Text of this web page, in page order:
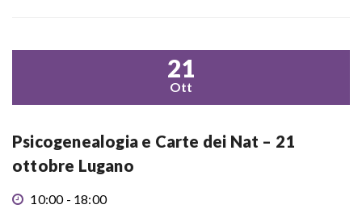
21
Ott
Psicogenealogia e Carte dei Nat – 21
ottobre Lugano
10:00 - 18:00